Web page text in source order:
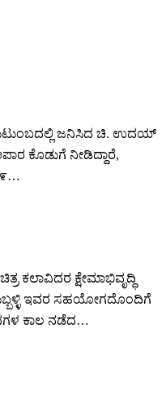
ಜನಿಸಿದ ಚಿ. ಉದಯ್
ಕೊಡುಗೆ ನೀಡಿದ್ದಾರೆ,
ಕಲಾವಿದರ ಕ್ಷೇಮಾಭಿವೃದ್ಧಿ
ಇವರ ಸಹಯೋಗದೊಂದಿಗೆ
ಕಾಲ ನಡೆದ…